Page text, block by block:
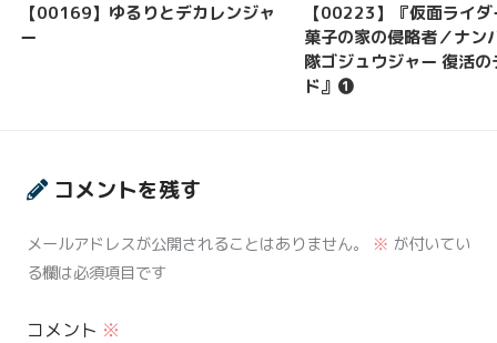
【00169】ゆるりとデカレンジャ
ー
【00223】『仮面ライ
菓子の家の侵略者／ナン
隊ゴジュウジャー 復活の
ド』❶
コメントを残す
メールアドレスが公開されることはありません。 ※ が付いてい
る欄は必須項目です
コメント ※